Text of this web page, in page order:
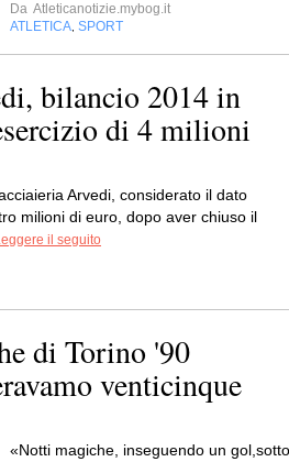
Da Atleticanotizie.mybog.it
ATLETICA SPORT
bilancio 2014 in
di 4 milioni
Arvedi, considerato il dato
milioni di euro, dopo aver chiuso il
il seguito
di Torino '90
venticinque
«Notti magiche, inseguendo un gol,sotto